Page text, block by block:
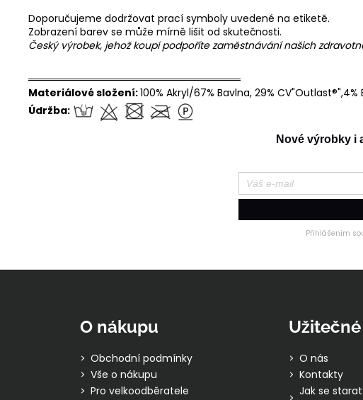
Doporučujeme dodržovat prací symboly uvedené na etiketě.
Zobrazení barev se může mírně lišit od skutečnosti.
Český výrobek, jehož koupí podpoříte zaměstnávání našich
══════════════════════════════
Materiálové složení:100% Akryl/67% Bavlna, 29% CV"Outlast®",4%
Údržba:
Nové výrobky i
Přihlášením
O nákupu
Obchodní podmínky
Vše o nákupu
Pro velkoodběratele
O nás
Kontakty
Jak se